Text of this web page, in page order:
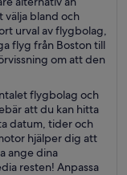
välja bland och
urval av flygbolag,
flyg från Boston till
om att den
flygbolag och
att du kan hitta
datum, tider och
hjälper dig att
ange dina
resten! Anpassa